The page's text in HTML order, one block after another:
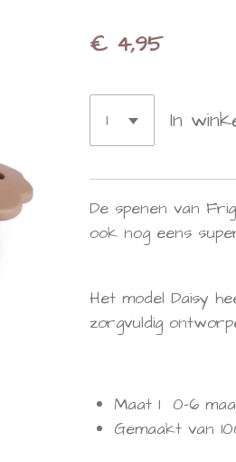
€ 4,95
In
De spenen van
ook nog eens
Het model Daisy
zorgvuldig
Maat 1 0-6
Gemaakt van